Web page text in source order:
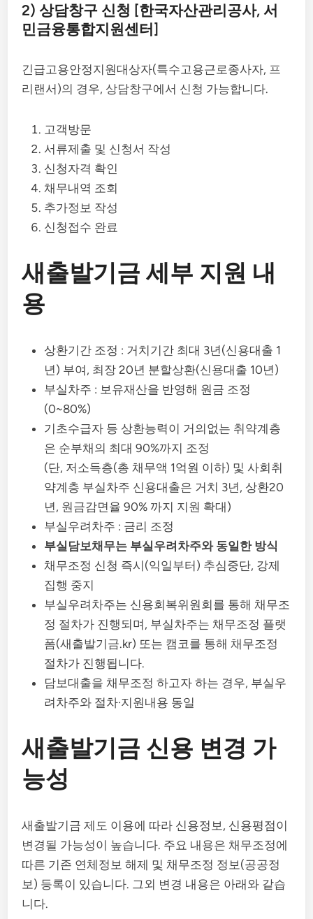
2) 상담창구 신청 [한국자산관리공사, 서
민금융통합지원센터]
긴급고용안정지원대상자(특수고용근로종사자, 프
리랜서)의 경우, 상담창구에서 신청 가능합니다.
고객방문
서류제출 및 신청서 작성
신청자격 확인
채무내역 조회
추가정보 작성
신청접수 완료
새출발기금 세부 지원 내
용
상환기간 조정 : 거치기간 최대 3년(신용대출 1
년) 부여, 최장 20년 분할상환(신용대출 10년)
부실차주 : 보유재산을 반영해 원금 조정
(0~80%)
기초수급자 등 상환능력이 거의없는 취약계층
은 순부채의 최대 90%까지 조정
(단, 저소득층(총 채무액 1억원 이하) 및 사회취
약계층 부실차주 신용대출은 거치 3년, 상환20
년, 원금감면율 90% 까지 지원 확대)
부실우려차주 : 금리 조정
부실담보채무는 부실우려차주와 동일한 방식
채무조정 신청 즉시(익일부터) 추심중단, 강제
집행 중지
부실우려차주는 신용회복위원회를 통해 채무조
정 절차가 진행되며, 부실차주는 채무조정 플랫
폼(새출발기금.kr) 또는 캠코를 통해 채무조정
절차가 진행됩니다.
담보대출을 채무조정 하고자 하는 경우, 부실우
려차주와 절차·지원내용 동일
새출발기금 신용 변경 가
능성
새출발기금 제도 이용에 따라 신용정보, 신용평점이
변경될 가능성이 높습니다. 주요 내용은 채무조정에
따른 기존 연체정보 해제 및 채무조정 정보(공공정
보) 등록이 있습니다. 그외 변경 내용은 아래와 같습
니다.